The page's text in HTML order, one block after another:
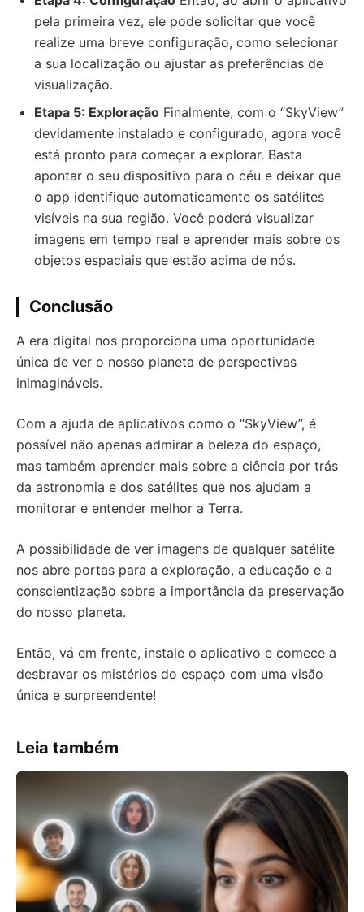
pela primeira vez, ele pode solicitar que você
realize uma breve configuração, como selecionar
a sua localização ou ajustar as preferências de
visualização.
Etapa 5: Exploração Finalmente, com o “SkyView”
devidamente instalado e configurado, agora você
está pronto para começar a explorar. Basta
apontar o seu dispositivo para o céu e deixar que
o app identifique automaticamente os satélites
visíveis na sua região. Você poderá visualizar
imagens em tempo real e aprender mais sobre os
objetos espaciais que estão acima de nós.
Conclusão
A era digital nos proporciona uma oportunidade
única de ver o nosso planeta de perspectivas
inimagináveis.
Com a ajuda de aplicativos como o “SkyView”, é
possível não apenas admirar a beleza do espaço,
mas também aprender mais sobre a ciência por trás
da astronomia e dos satélites que nos ajudam a
monitorar e entender melhor a Terra.
A possibilidade de ver imagens de qualquer satélite
nos abre portas para a exploração, a educação e a
conscientização sobre a importância da preservação
do nosso planeta.
Então, vá em frente, instale o aplicativo e comece a
desbravar os mistérios do espaço com uma visão
única e surpreendente!
Leia também